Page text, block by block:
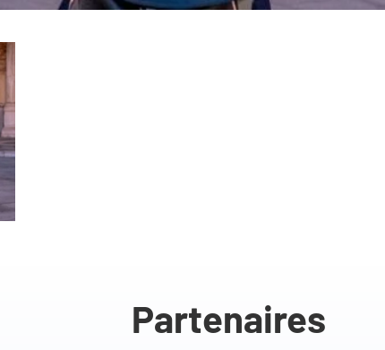
Partenaires